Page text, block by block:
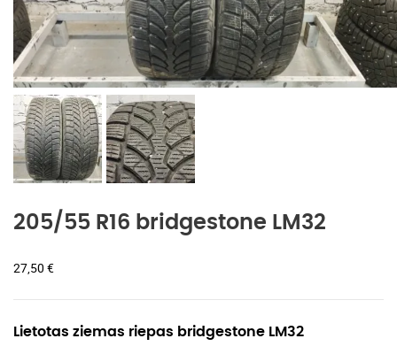
205/55 R16 bridgestone LM32
27,50 €
Lietotas ziemas riepas bridgestone LM32